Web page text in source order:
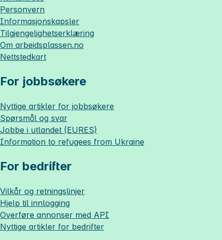
Personvern
Informasjonskapsler
Tilgjengelighetserklæring
Om arbeidsplassen.no
Nettstedkart
For jobbsøkere
Nyttige artikler for jobbsøkere
Spørsmål og svar
Jobbe i utlandet (EURES)
Information to refugees from Ukraine
For bedrifter
Vilkår og retningslinjer
Hjelp til innlogging
Overføre annonser med API
Nyttige artikler for bedrifter